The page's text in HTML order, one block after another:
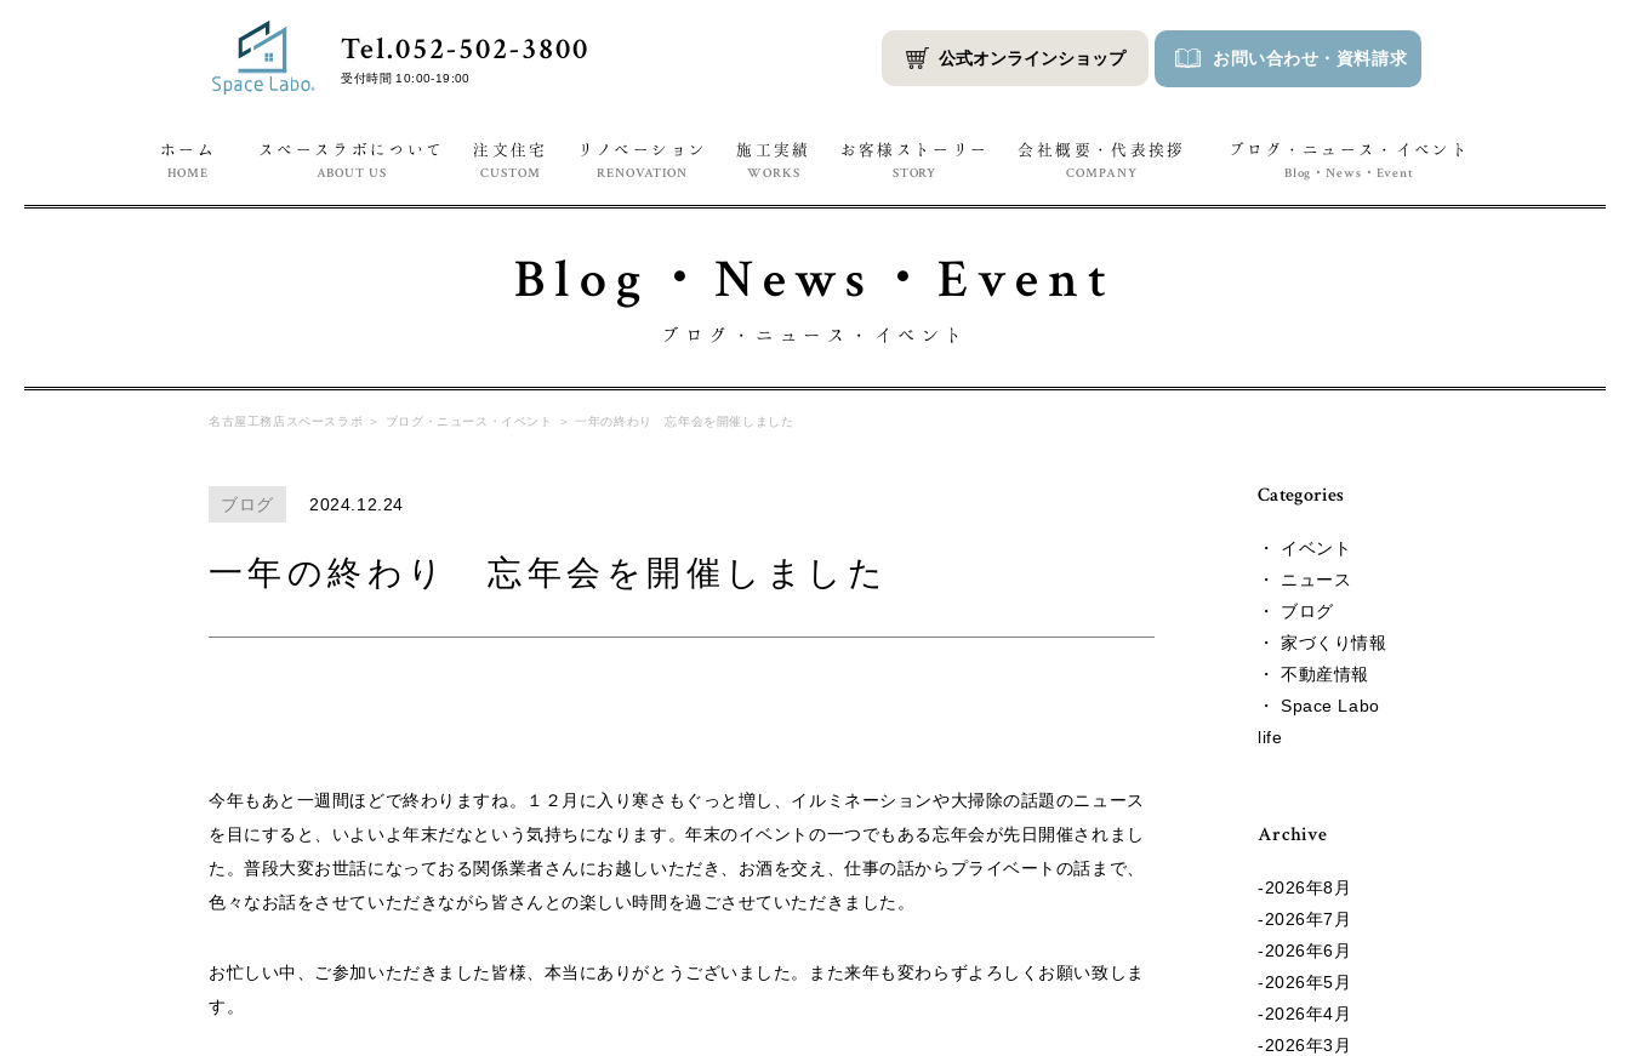
Tel.052-502-3800
受付時間 10:00-19:00
公式オンラインショップ お問い合わせ ・ 資料請求
ホーム
HOME
スペースラボについて
ABOUT US
注文住宅
CUSTOM
リノベーション
RENOVATION
施工実績
WORKS
お客様ストーリー
STORY
会社概要・代表挨拶
COMPANY
ブログ・ニュース・イベント
Blog・News・Event
Blog・News・Event
ブログ・ニュース・イベント
名古屋工務店スペースラボ ＞ ブログ・ニュース・イベント ＞ 一年の終わり 忘年会を開催しました
ブログ 2024.12.24
一年の終わり 忘年会を開催しました
今年もあと一週間ほどで終わりますね。１２月に入り寒さもぐっと増し、イルミネーションや大掃除の話題のニュース
を目にすると、いよいよ年末だなという気持ちになります。年末のイベントの一つでもある忘年会が先日開催されまし
た。普段大変お世話になっておる関係業者さんにお越しいただき、お酒を交え、仕事の話からプライベートの話まで、
色々なお話をさせていただきながら皆さんとの楽しい時間を過ごさせていただきました。
お忙しい中、ご参加いただきました皆様、本当にありがとうございました。また来年も変わらずよろしくお願い致しま
す。
Categories
・ イベント
・ ニュース
・ ブログ
・ 家づくり情報
・ 不動産情報
・ Space Labo
life
Archive
2026年8月
2026年7月
2026年6月
2026年5月
2026年4月
2026年3月